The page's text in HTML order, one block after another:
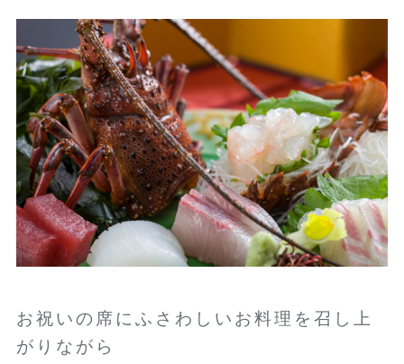
お祝いの席にふさわしいお料理を召し上
がりながら